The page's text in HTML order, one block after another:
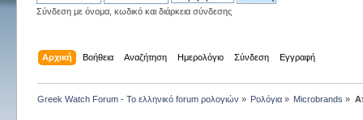
Σύνδεση με όνομα, κωδικό και διάρκεια σύνδεσης
Αρχική Βοήθεια Αναζήτηση Ημερολόγιο Σύνδεση Εγγραφή
Greek Watch Forum - Το ελληνικό forum ρολογιών » Ρολόγια » Microbrands »